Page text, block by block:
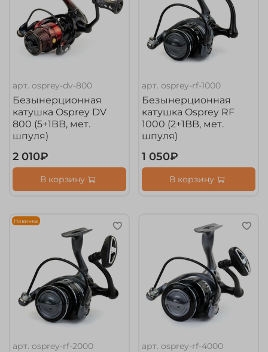
арт.osprey-dv-800
Безынерционная
катушка Osprey DV
800 (5+1BB, мет.
шпуля)
2 010₽
В корзину
арт.osprey-rf-1000
Безынерционная
катушка Osprey RF
1000 (2+1BB, мет.
шпуля)
1 050₽
В корзину
Новинка
арт.osprey-rf-2000 арт.osprey-rf-4000